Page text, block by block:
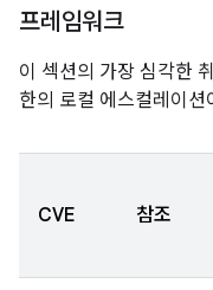
프레임워크
이 섹션의 가장 심각한
한의 로컬 에스컬레이
CVE 참조